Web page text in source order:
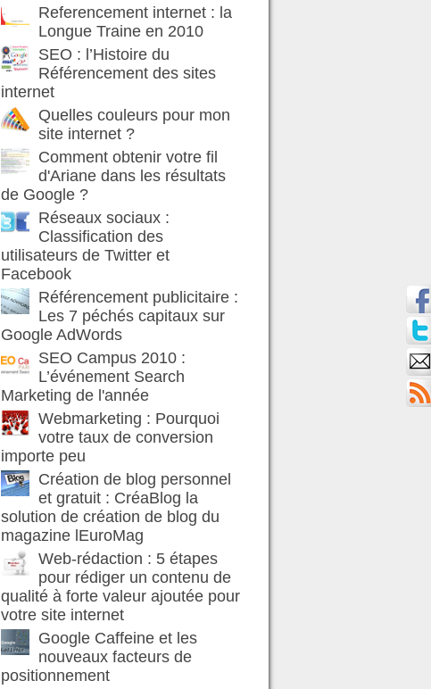
Referencement internet : la
Longue Traine en 2010
SEO : l’Histoire du
Référencement des sites
internet
Quelles couleurs pour mon
site internet ?
Comment obtenir votre fil
d'Ariane dans les résultats
de Google ?
Réseaux sociaux :
Classification des
utilisateurs de Twitter et
Facebook
Référencement publicitaire :
Les 7 péchés capitaux sur
Google AdWords
SEO Campus 2010 :
L’événement Search
Marketing de l'année
Webmarketing : Pourquoi
votre taux de conversion
importe peu
Création de blog personnel
et gratuit : CréaBlog la
solution de création de blog du
magazine lEuroMag
Web-rédaction : 5 étapes
pour rédiger un contenu de
qualité à forte valeur ajoutée pour
votre site internet
Google Caffeine et les
nouveaux facteurs de
positionnement